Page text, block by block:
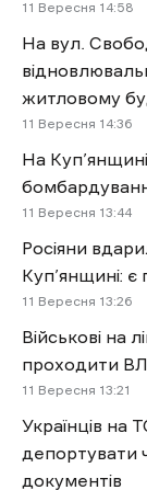
11 Вересня 14:58
На вул.
житловому
11 Вересня 14:36
На
11 Вересня 13:44
Росіяни
Куп’янщині: є
11 Вересня 13:26
Військові на
проходити
11 Вересня 13:21
Українців на
депортувати
документів